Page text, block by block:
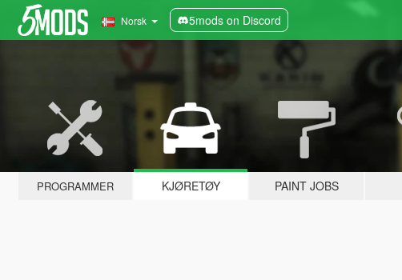
Norsk 5mods on Discord
PROGRAMMER KJØRETØY PAINT JOBS